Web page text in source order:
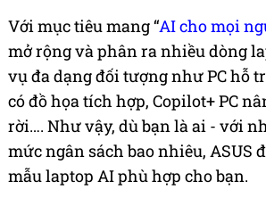
Với mục tiêu mang “AI cho mọi
mở rộng và phân ra nhiều dòng
vụ đa dạng đối tượng như PC hỗ
có đồ họa tích hợp, Copilot+ PC
rời…. Như vậy, dù bạn là ai - với
mức ngân sách bao nhiêu, ASUS
mẫu laptop AI phù hợp cho bạn.